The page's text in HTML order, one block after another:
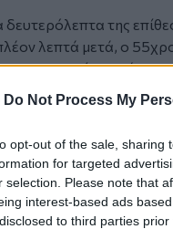
Do Not Process My
opt-out of the sale,
for targeted
selection. Please note that
interest-based ads
to third parties
της
λεπτά μετά, ο
κρατούσε. Ο ένας
στο έδαφος ενώ ο
τον πλησίασε και